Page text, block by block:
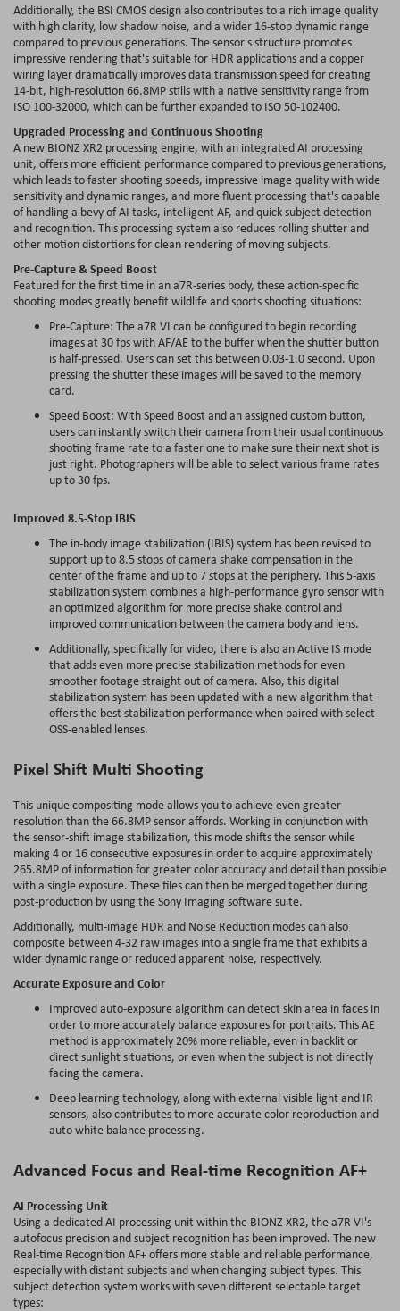
Additionally, the BSI CMOS design also contributes to a rich image quality
with high clarity, low shadow noise, and a wider 16-stop dynamic range
compared to previous generations. The sensor's structure promotes
impressive rendering that's suitable for HDR applications and a copper
wiring layer dramatically improves data transmission speed for creating
14-bit, high-resolution 66.8MP stills with a native sensitivity range from
ISO 100-32000, which can be further expanded to ISO 50-102400.
Upgraded Processing and Continuous Shooting
A new BIONZ XR2 processing engine, with an integrated AI processing
unit, offers more efficient performance compared to previous generations,
which leads to faster shooting speeds, impressive image quality with wide
sensitivity and dynamic ranges, and more fluent processing that's capable
of handling a bevy of AI tasks, intelligent AF, and quick subject detection
and recognition. This processing system also reduces rolling shutter and
other motion distortions for clean rendering of moving subjects.
Pre-Capture & Speed Boost
Featured for the first time in an a7R-series body, these action-specific
shooting modes greatly benefit wildlife and sports shooting situations:
Pre-Capture: The a7R VI can be configured to begin recording
images at 30 fps with AF/AE to the buffer when the shutter button
is half-pressed. Users can set this between 0.03-1.0 second. Upon
pressing the shutter these images will be saved to the memory
card.
Speed Boost: With Speed Boost and an assigned custom button,
users can instantly switch their camera from their usual continuous
shooting frame rate to a faster one to make sure their next shot is
just right. Photographers will be able to select various frame rates
up to 30 fps.
Improved 8.5-Stop IBIS
The in-body image stabilization (IBIS) system has been revised to
support up to 8.5 stops of camera shake compensation in the
center of the frame and up to 7 stops at the periphery. This 5-axis
stabilization system combines a high-performance gyro sensor with
an optimized algorithm for more precise shake control and
improved communication between the camera body and lens.
Additionally, specifically for video, there is also an Active IS mode
that adds even more precise stabilization methods for even
smoother footage straight out of camera. Also, this digital
stabilization system has been updated with a new algorithm that
offers the best stabilization performance when paired with select
OSS-enabled lenses.
Pixel Shift Multi Shooting
This unique compositing mode allows you to achieve even greater
resolution than the 66.8MP sensor affords. Working in conjunction with
the sensor-shift image stabilization, this mode shifts the sensor while
making 4 or 16 consecutive exposures in order to acquire approximately
265.8MP of information for greater color accuracy and detail than possible
with a single exposure. These files can then be merged together during
post-production by using the Sony Imaging software suite.
Additionally, multi-image HDR and Noise Reduction modes can also
composite between 4-32 raw images into a single frame that exhibits a
wider dynamic range or reduced apparent noise, respectively.
Accurate Exposure and Color
Improved auto-exposure algorithm can detect skin area in faces in
order to more accurately balance exposures for portraits. This AE
method is approximately 20% more reliable, even in backlit or
direct sunlight situations, or even when the subject is not directly
facing the camera.
Deep learning technology, along with external visible light and IR
sensors, also contributes to more accurate color reproduction and
auto white balance processing.
Advanced Focus and Real-time Recognition AF+
AI Processing Unit
Using a dedicated AI processing unit within the BIONZ XR2, the a7R VI's
autofocus precision and subject recognition has been improved. The new
Real-time Recognition AF+ offers more stable and reliable performance,
especially with distant subjects and when changing subject types. This
subject detection system works with seven different selectable target
types: